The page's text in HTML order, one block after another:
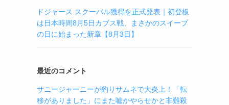
ドジャース スクーバル獲得を正式発表｜初登板
は日本時間8月5日カブス戦、まさかのスイープ
の日に始まった新章【8月3日】
最近のコメント
サニージャーニーが釣りサムネで大炎上！「転
移がありました」にまた嘘かやらせかと非難殺